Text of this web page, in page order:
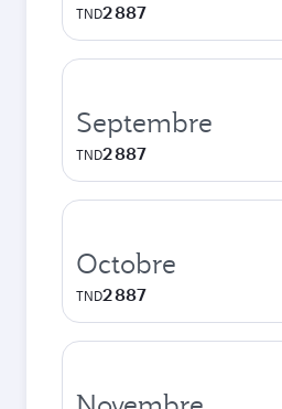
TND2 887
Septembre
TND2 887
Octobre
TND2 887